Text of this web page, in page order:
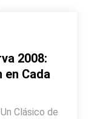
2008:
en Cada
Clásico de